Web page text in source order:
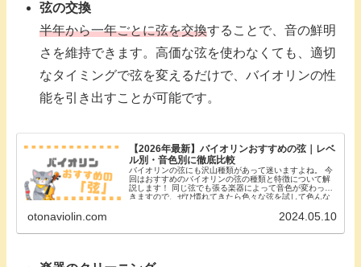
弦の交換
半年から一年ごとに弦を交換することで、音の鮮明
さを維持できます。高価な弦を使わなくても、適切
なタイミングで弦を変えるだけで、バイオリンの性
能を引き出すことが可能です。
【2026年最新】バイオリンおすすめの弦｜レベ
ル別・音色別に徹底比較
バイオリンの弦にも沢山種類があって迷いますよね。 今
回はおすすめのバイオリンの弦の種類と特徴について解
説します！ 同じ弦でも張る楽器によって音色が変わって
きますので、ぜひ慣れてきたら色々な弦を試して色んな
otonaviolin.com 2024.05.10